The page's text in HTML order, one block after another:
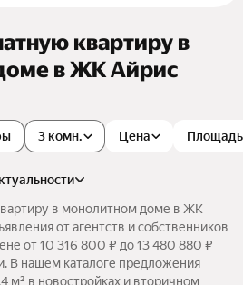
квартиру в
в ЖК Айрис
3 комн. Цена Площадь
в монолитном доме в ЖК
от агентств и собственников
от 10 316 800 ₽ до 13 480 880 ₽
В нашем каталоге предложения
м² в новостройках и вторичном